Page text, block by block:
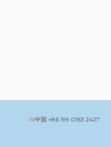
中国 +86 199 0163 2427